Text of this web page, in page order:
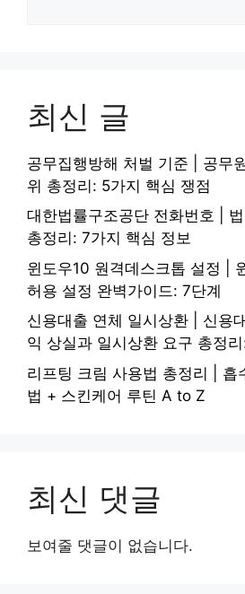
최신 글
공무집행방해 처벌 기준 | 공무
위 총정리: 5가지 핵심 쟁점
대한법률구조공단 전화번호 |
총정리: 7가지 핵심 정보
윈도우10 원격데스크톱 설정 |
허용 설정 완벽가이드: 7단계
신용대출 연체 일시상환 | 신용
익 상실과 일시상환 요구 총정
리프팅 크림 사용법 총정리 | 흡
법 + 스킨케어 루틴 A to Z
최신 댓글
보여줄 댓글이 없습니다.